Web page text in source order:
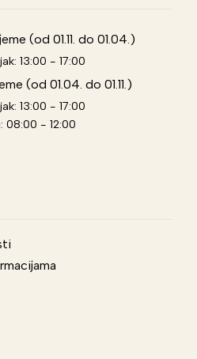
(od 01.11. do 01.04.)
13:00 - 17:00
(od 01.04. do 01.11.)
13:00 - 17:00
08:00 - 12:00